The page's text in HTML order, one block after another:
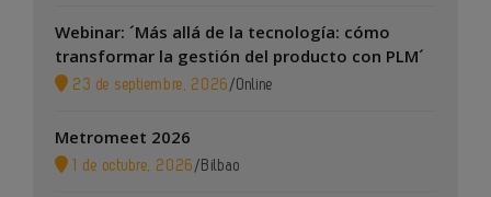
Webinar: ´Más allá de la tecnología: cómo
transformar la gestión del producto con PLM´
23 de septiembre, 2026 / Online
Metromeet 2026
1 de octubre, 2026 / Bilbao